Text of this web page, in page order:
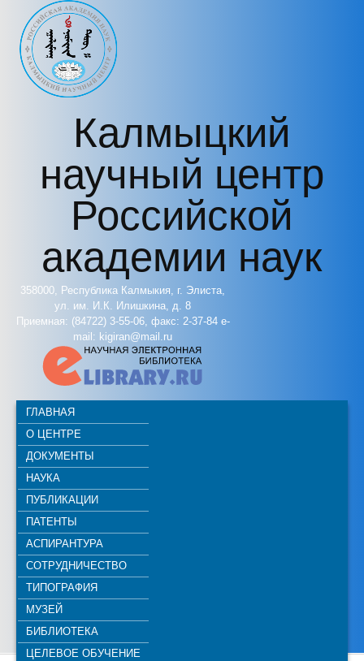
Перейти к основному содержанию
Калмыцкий
научный центр
Российской
академии наук
358000, Республика Калмыкия, г. Элиста,
ул. им. И.К. Илишкина, д. 8
Приемная: (84722) 3-55-06, факс: 2-37-84 e-
mail: kigiran@mail.ru
ГЛАВНАЯ
О ЦЕНТРЕ
ДОКУМЕНТЫ
НАУКА
ПУБЛИКАЦИИ
ПАТЕНТЫ
АСПИРАНТУРА
СОТРУДНИЧЕСТВО
ТИПОГРАФИЯ
МУЗЕЙ
БИБЛИОТЕКА
ЦЕЛЕВОЕ ОБУЧЕНИЕ